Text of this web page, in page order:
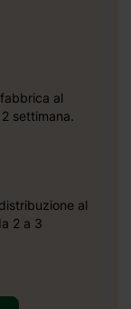
al
settimana.
al
2 a 3